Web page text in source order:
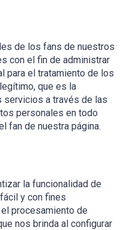
de los fans de nuestros
con el fin de administrar
para el tratamiento de los
que es la
servicios a través de las
personales en todo
fan de nuestra página.
la funcionalidad de
y con fines
procesamiento de
nos brinda al configurar